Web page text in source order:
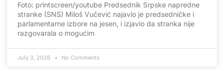
Foto: printscreen/youtube Predsednik Srpske napredne
stranke (SNS) Miloš Vučević najavio je predsedničke i
parlamentarne izbore na jesen, i izjavio da stranka nije
razgovarala o mogućim
July 3, 2026 No Comments